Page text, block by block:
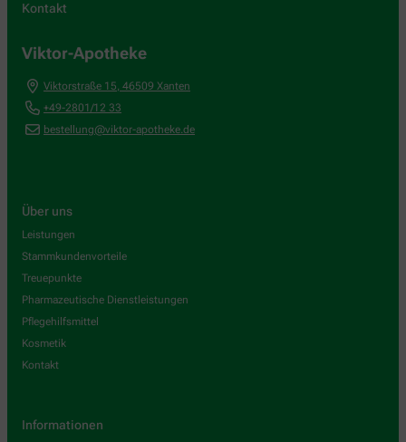
Kontakt
Viktor-Apotheke
Viktorstraße 15, 46509 Xanten
+49-2801/12 33
bestellung@viktor-apotheke.de
Über uns
Leistungen
Stammkundenvorteile
Treuepunkte
Pharmazeutische Dienstleistungen
Pflegehilfsmittel
Kosmetik
Kontakt
Informationen